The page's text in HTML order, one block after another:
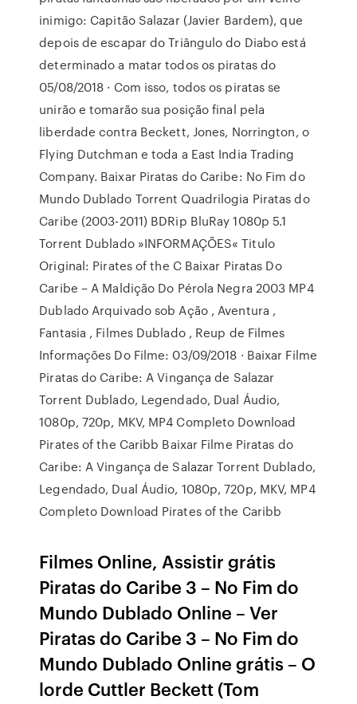
inimigo: Capitão Salazar (Javier Bardem), que
depois de escapar do Triângulo do Diabo está
determinado a matar todos os piratas do
05/08/2018 · Com isso, todos os piratas se
unirão e tomarão sua posição final pela
liberdade contra Beckett, Jones, Norrington, o
Flying Dutchman e toda a East India Trading
Company. Baixar Piratas do Caribe: No Fim do
Mundo Dublado Torrent Quadrilogia Piratas do
Caribe (2003-2011) BDRip BluRay 1080p 5.1
Torrent Dublado »INFORMAÇÕES« Titulo
Original: Pirates of the C Baixar Piratas Do
Caribe – A Maldição Do Pérola Negra 2003 MP4
Dublado Arquivado sob Ação , Aventura ,
Fantasia , Filmes Dublado , Reup de Filmes
Informações Do Filme: 03/09/2018 · Baixar Filme
Piratas do Caribe: A Vingança de Salazar
Torrent Dublado, Legendado, Dual Áudio,
1080p, 720p, MKV, MP4 Completo Download
Pirates of the Caribb Baixar Filme Piratas do
Caribe: A Vingança de Salazar Torrent Dublado,
Legendado, Dual Áudio, 1080p, 720p, MKV, MP4
Completo Download Pirates of the Caribb
Filmes Online, Assistir grátis
Piratas do Caribe 3 – No Fim do
Mundo Dublado Online – Ver
Piratas do Caribe 3 – No Fim do
Mundo Dublado Online grátis – O
lorde Cuttler Beckett (Tom